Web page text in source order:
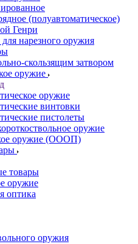
(полуавтоматическое)
Генри
нарезного оружия
скользящим затвором
оружие
оружие
винтовки
пистолеты
оружие
оружие (ОООП)
товары
оружие
оптика
оружия